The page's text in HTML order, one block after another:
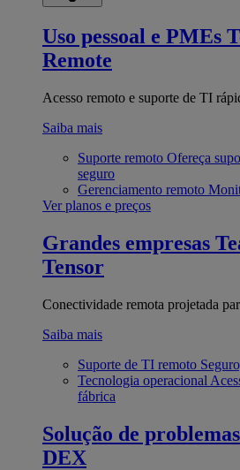
Uso pessoal e PMEs
Remote
Acesso remoto e suporte de TI
Saiba mais
Suporte remoto Ofereça
seguro
Gerenciamento remoto
Ver planos e preços
Grandes empresas
Tensor
Conectividade remota projetada
Saiba mais
Suporte de TI remoto
Tecnologia operacional
fábrica
Solução de problemas
DEX